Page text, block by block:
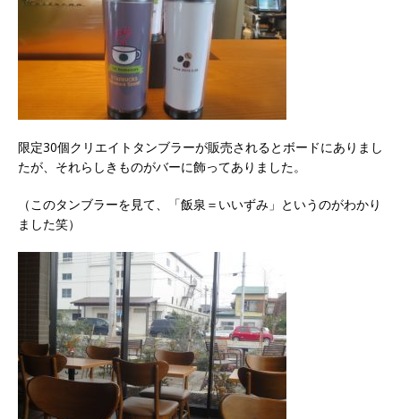
限定30個クリエイトタンブラーが販売されるとボードにありまし
たが、それらしきものがバーに飾ってありました。
（このタンブラーを見て、「飯泉＝いいずみ」というのがわかり
ました笑）